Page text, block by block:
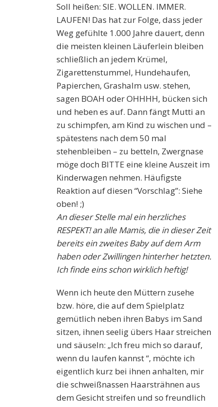
Soll heißen: SIE. WOLLEN. IMMER.
LAUFEN! Das hat zur Folge, dass jeder
Weg gefühlte 1.000 Jahre dauert, denn
die meisten kleinen Läuferlein bleiben
schließlich an jedem Krümel,
Zigarettenstummel, Hundehaufen,
Papierchen, Grashalm usw. stehen,
sagen BOAH oder OHHHH, bücken sich
und heben es auf. Dann fängt Mutti an
zu schimpfen, am Kind zu wischen und –
spätestens nach dem 50 mal
stehenbleiben – zu betteln, Zwergnase
möge doch BITTE eine kleine Auszeit im
Kinderwagen nehmen. Häufigste
Reaktion auf diesen “Vorschlag”: Siehe
oben! ;)
An dieser Stelle mal ein herzliches
RESPEKT! an alle Mamis, die in dieser Zeit
bereits ein zweites Baby auf dem Arm
haben oder Zwillingen hinterher hetzten.
Ich finde eins schon wirklich heftig!
Wenn ich heute den Müttern zusehe
bzw. höre, die auf dem Spielplatz
gemütlich neben ihren Babys im Sand
sitzen, ihnen seelig übers Haar streichen
und säuseln: „Ich freu mich so darauf,
wenn du laufen kannst “, möchte ich
eigentlich kurz bei ihnen anhalten, mir
die schweißnassen Haarsträhnen aus
dem Gesicht streifen und so freundlich